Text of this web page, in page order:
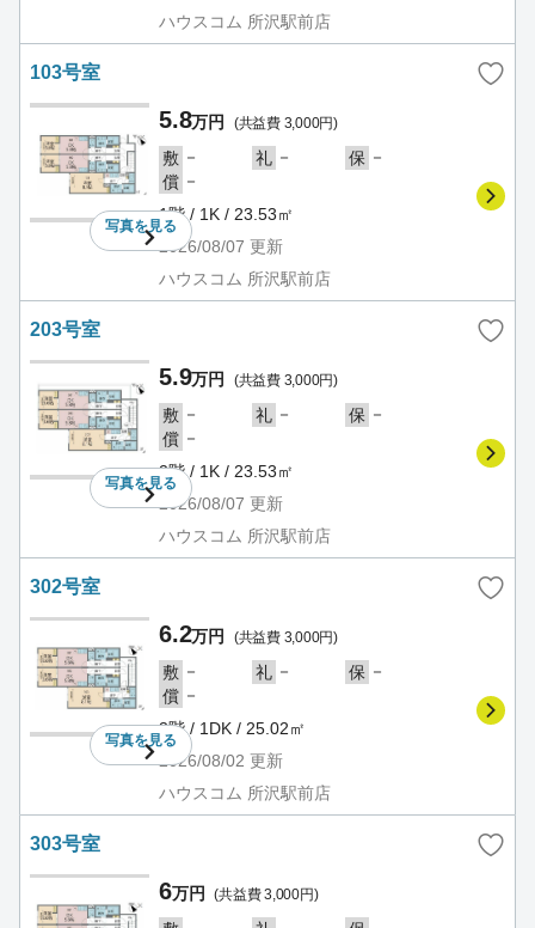
ハウスコム 所沢駅前店
103号室
写真を見る
5.8万円 (共益費 3,000円)
敷 － 礼 － 保 －
償 －
1階 / 1K / 23.53㎡
2026/08/07 更新
ハウスコム 所沢駅前店
203号室
写真を見る
5.9万円 (共益費 3,000円)
敷 － 礼 － 保 －
償 －
2階 / 1K / 23.53㎡
2026/08/07 更新
ハウスコム 所沢駅前店
302号室
写真を見る
6.2万円 (共益費 3,000円)
敷 － 礼 － 保 －
償 －
3階 / 1DK / 25.02㎡
2026/08/02 更新
ハウスコム 所沢駅前店
303号室
6万円 (共益費 3,000円)